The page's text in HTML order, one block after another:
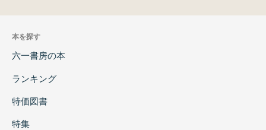
本を探す
六一書房の本
ランキング
特価図書
特集